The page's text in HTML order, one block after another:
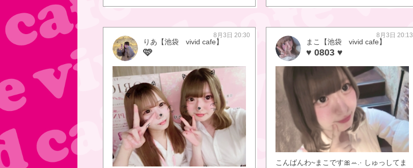
りあ【池袋 vivid cafe】
🩷
8月3日 20:30
まこ【池袋 vivid cafe】
♥ 0803 ♥
8月3日 20:13
こんばんわ~まこです🎀ꕀ.· しゅっしてま